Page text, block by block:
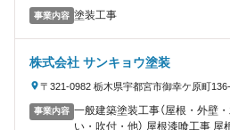
事業内容 塗装工事
株式会社 サンキョウ塗装
〒321-0982 栃木県宇都宮市御幸ケ原町
事業内容 一般建築塗装工事（屋根・外壁
い・吹付・他） 屋根漆喰工事